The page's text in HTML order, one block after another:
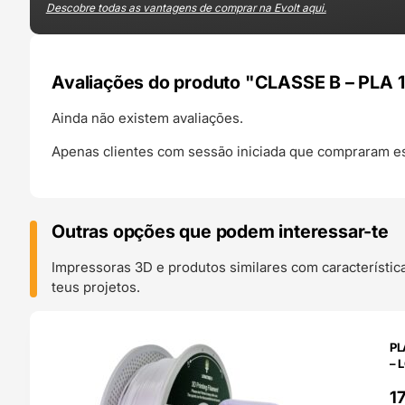
Descobre todas as vantagens de comprar na Evolt aqui.
Avaliações do produto "CLASSE B – PLA
Ainda não existem avaliações.
Apenas clientes com sessão iniciada que compraram
Outras opções que podem interessar-te
Impressoras 3D e produtos similares com
teus projetos.
–